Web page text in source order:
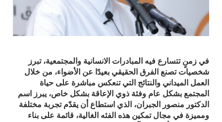
في زمنٍ تتسارع فيه المبادرات الانسانية والمجتمعية، تبرز
شخصيات تصنع الفرق الحقيقي بعيدًا عن الأضواء، من خلال
العمل الميداني والنتائج التي تنعكس مباشرة على حياة
المجتمع بشكل عام وفئة ذوي الإعاقة بشكل خاص، يبرز اسم
الدكتور منصور الجبران، الذي استطاع أن يقدّم تجربة مختلفة
ومميزة في مجال تمكين هذه الفئه الغالية، قائمة على بناء